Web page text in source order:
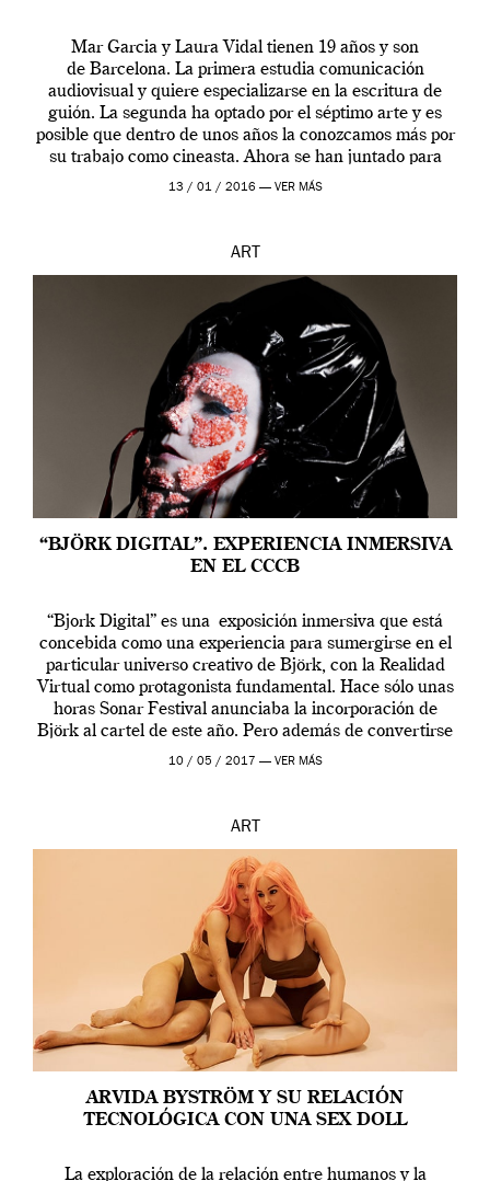
Mar Garcia y Laura Vidal tienen 19 años y son
de Barcelona. La primera estudia comunicación
audiovisual y quiere especializarse en la escritura de
guión. La segunda ha optado por el séptimo arte y es
posible que dentro de unos años la conozcamos más por
su trabajo como cineasta. Ahora se han juntado para
contarnos una […]
13 / 01 / 2016 — VER MÁS
ART
“BJÖRK DIGITAL”. EXPERIENCIA INMERSIVA
EN EL CCCB
“Bjork Digital” es una exposición inmersiva que está
concebida como una experiencia para sumergirse en el
particular universo creativo de Björk, con la Realidad
Virtual como protagonista fundamental. Hace sólo unas
horas Sonar Festival anunciaba la incorporación de
Björk al cartel de este año. Pero además de convertirse
en una de las actuaciones más relevantes […]
10 / 05 / 2017 — VER MÁS
ART
ARVIDA BYSTRÖM Y SU RELACIÓN
TECNOLÓGICA CON UNA SEX DOLL
La exploración de la relación entre humanos y la